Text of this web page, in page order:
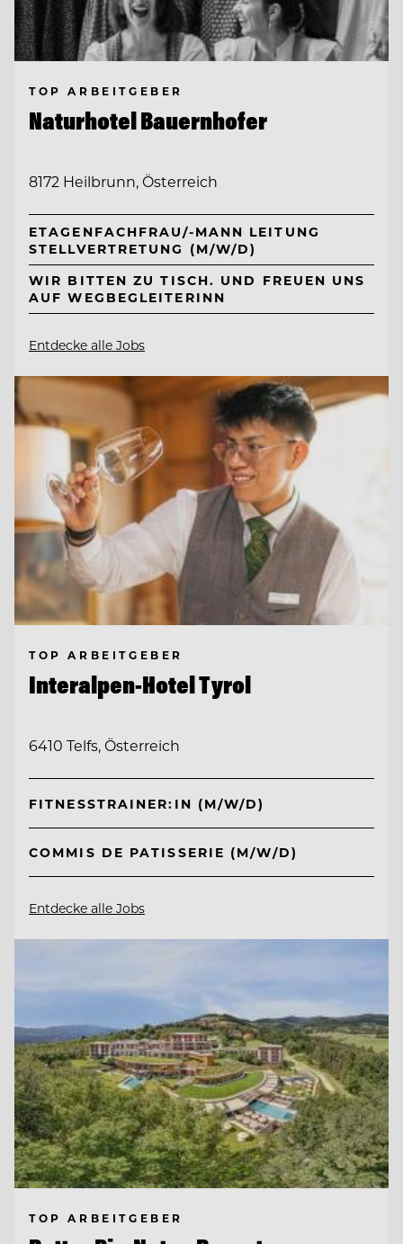
TOP ARBEITGEBER
Naturhotel Bauernhofer
8172 Heilbrunn, Österreich
ETAGENFACHFRAU/-MANN LEITUNG
STELLVERTRETUNG (M/W/D)
WIR BITTEN ZU TISCH. UND FREUEN UNS
AUF WEGBEGLEITERINN
Entdecke alle Jobs
TOP ARBEITGEBER
Interalpen-Hotel Tyrol
6410 Telfs, Österreich
FITNESSTRAINER:IN (M/W/D)
COMMIS DE PATISSERIE (M/W/D)
Entdecke alle Jobs
TOP ARBEITGEBER